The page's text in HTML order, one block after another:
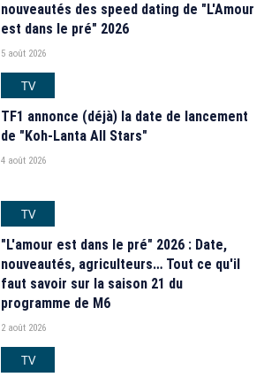
nouveautés des speed dating de "L'Amour
est dans le pré" 2026
5 août 2026
TV
TF1 annonce (déjà) la date de lancement
de "Koh-Lanta All Stars"
4 août 2026
TV
"L'amour est dans le pré" 2026 : Date,
nouveautés, agriculteurs… Tout ce qu'il
faut savoir sur la saison 21 du
programme de M6
2 août 2026
TV